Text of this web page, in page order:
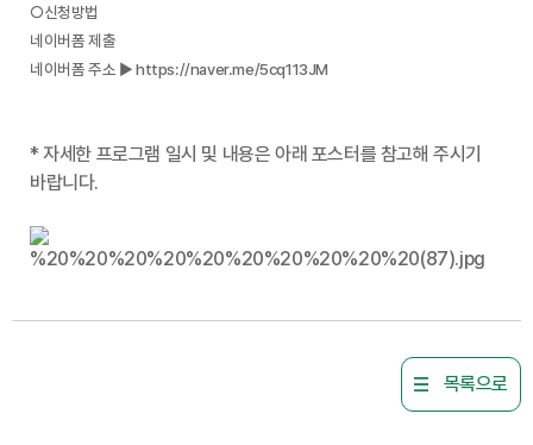
○신청방법
네이버폼 제출
네이버폼 주소 ▶https://naver.me/5cq113JM
* 자세한 프로그램 일시 및 내용은 아래 포스터를 참고해 주시기
바랍니다.
목록으로